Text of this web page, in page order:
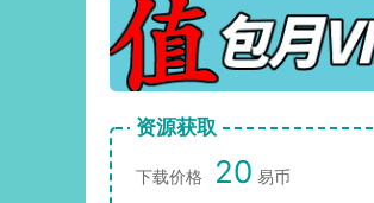
资源获取
下载价格 20 易币